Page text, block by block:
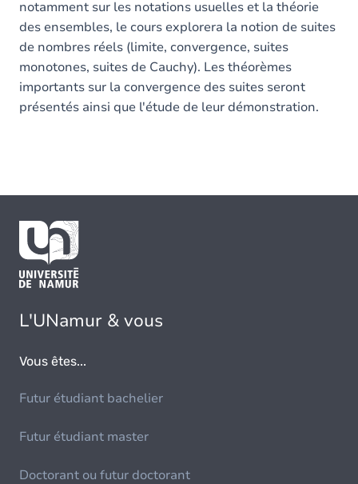
notamment sur les notations usuelles et la théorie
des ensembles, le cours explorera la notion de suites
de nombres réels (limite, convergence, suites
monotones, suites de Cauchy). Les théorèmes
importants sur la convergence des suites seront
présentés ainsi que l'étude de leur démonstration.
L'UNamur & vous
Vous êtes...
Futur étudiant bachelier
Futur étudiant master
Doctorant ou futur doctorant